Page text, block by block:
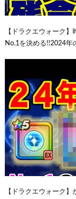
【ドラクエウォーク
No.1を決める!!2024年
【ドラクエウォーク